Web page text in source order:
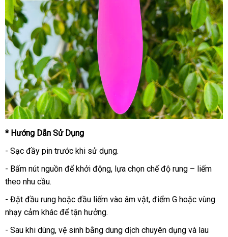
* Hướng Dẫn Sử Dụng
- Sạc đầy pin trước khi sử dụng.
- Bấm nút nguồn để khởi động, lựa chọn chế độ rung – liếm
theo nhu cầu.
- Đặt đầu rung hoặc đầu liếm vào âm vật, điểm G hoặc vùng
nhạy cảm khác để tận hưởng.
- Sau khi dùng, vệ sinh bằng dung dịch chuyên dụng và lau